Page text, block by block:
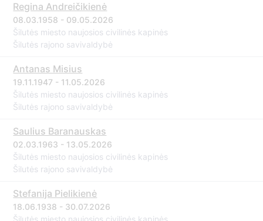
Regina Andreičikienė
08.03.1958 - 09.05.2026
Šilutės miesto naujosios civilinės kapinės
Šilutės rajono savivaldybė
Antanas Misius
19.11.1947 - 11.05.2026
Šilutės miesto naujosios civilinės kapinės
Šilutės rajono savivaldybė
Saulius Baranauskas
02.03.1963 - 13.05.2026
Šilutės miesto naujosios civilinės kapinės
Šilutės rajono savivaldybė
Stefanija Pielikienė
18.06.1938 - 30.07.2026
Šilutės miesto naujosios civilinės kapinės